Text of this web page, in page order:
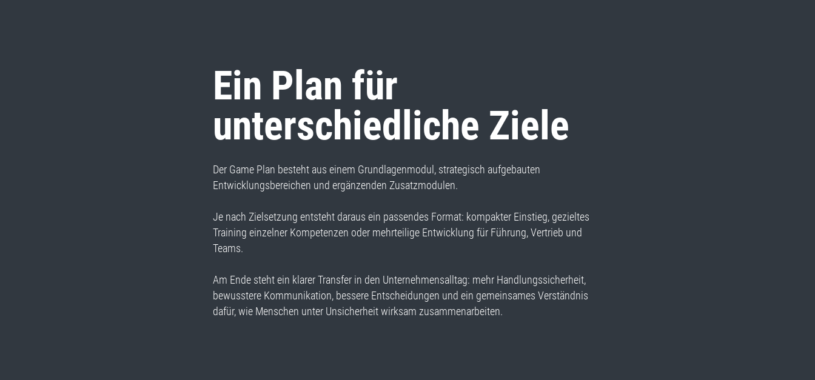
Ein Plan für
unterschiedliche Ziele
Der Game Plan besteht aus einem Grundlagenmodul, strategisch aufgebauten
Entwicklungsbereichen und ergänzenden Zusatzmodulen.
Je nach Zielsetzung entsteht daraus ein passendes Format: kompakter Einstieg, gezieltes
Training einzelner Kompetenzen oder mehrteilige Entwicklung für Führung, Vertrieb und
Teams.
Am Ende steht ein klarer Transfer in den Unternehmensalltag: mehr Handlungssicherheit,
bewusstere Kommunikation, bessere Entscheidungen und ein gemeinsames Verständnis
dafür, wie Menschen unter Unsicherheit wirksam zusammenarbeiten.